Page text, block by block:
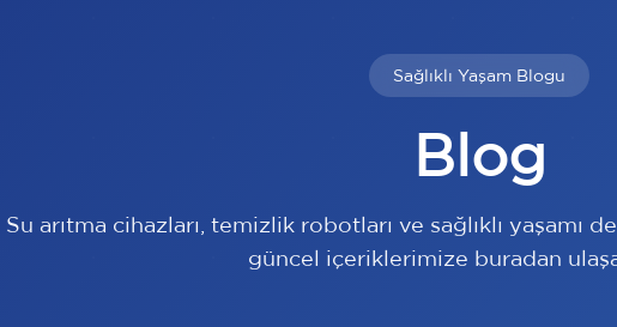
Sağlıklı Yaşam Blogu
Blog
Su arıtma cihazları, temizlik robotları ve sağlıklı yaşamı
güncel içeriklerimize buradan